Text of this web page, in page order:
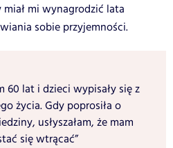
mi wynagrodzić lata
sobie przyjemności.
60 lat i dzieci wypisały się z
życia. Gdy poprosiła o
usłyszałam, że mam
się wtrącać”